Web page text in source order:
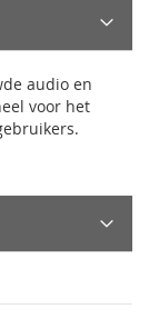
audio en
voor het